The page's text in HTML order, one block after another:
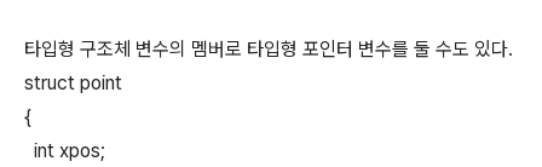
타입형 구조체 변수의 멤버로 타입형 포인터 변수를 둘 수도 있다.
struct point
{
int xpos;